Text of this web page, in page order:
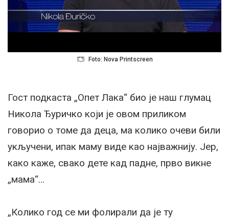
Foto: Nova Printscreen
Гост подкаста „Опет Лака“ био је наш глумац
Никола Ђуричко који је овом приликом
говорио о томе да деца, ма колико очеви били
укључени, ипак маму виде као најважнију. Јер,
како каже, свако дете кад падне, прво викне
„мама“…
„Колико год се ми фолирали да је ту